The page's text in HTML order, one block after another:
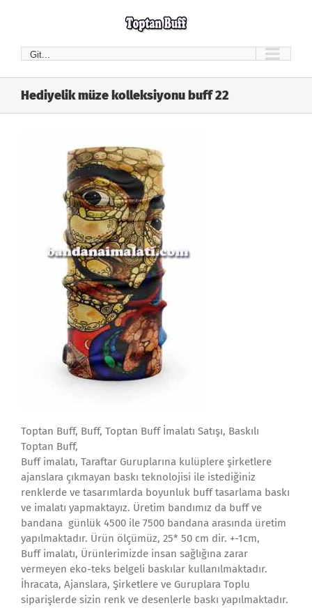
Git...
Hediyelik müze kolleksiyonu buff 22
Toptan Buff, Buff, Toptan Buff İmalatı Satışı, Baskılı
Toptan Buff,
Buff imalatı, Taraftar Guruplarına kulüplere şirketlere
ajanslara çıkmayan baskı teknolojisi ile istediğiniz
renklerde ve tasarımlarda boyunluk buff tasarlama baskı
ve imalatı yapmaktayız. Üretim bandımız da buff ve
bandana günlük 4500 ile 7500 bandana arasında üretim
yapılmaktadır. Ürün ölçümüz, 25* 50 cm dir. +-1cm,
Buff imalatı, Ürünlerimizde insan sağlığına zarar
vermeyen eko-teks belgeli baskılar kullanılmaktadır.
İhracata, Ajanslara, Şirketlere ve Guruplara Toplu
siparişlerde sizin renk ve desenlerle baskı yapılmaktadır.